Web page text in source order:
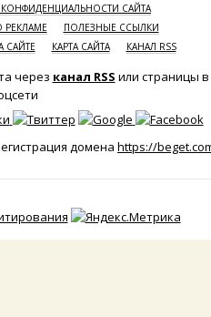
САЙТА
РЕКЛАМЕ
ПОЛЕЗНЫЕ ССЫЛКИ
САЙТЕ
КАРТА САЙТА КАНАЛ RSS
через канал RSS или страницы в
домена https://